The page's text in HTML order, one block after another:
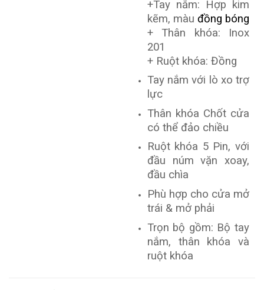
+Tay nắm: Hợp kim
kẽm, màu đồng bóng
+ Thân khóa: Inox
201
+ Ruột khóa: Đồng
Tay nắm với lò xo trợ
lực
Thân khóa Chốt cửa
có thể đảo chiều
Ruột khóa 5 Pin, với
đầu núm vặn xoay,
đầu chìa
Phù hợp cho cửa mở
trái & mở phải
Trọn bộ gồm: Bộ tay
nắm, thân khóa và
ruột khóa